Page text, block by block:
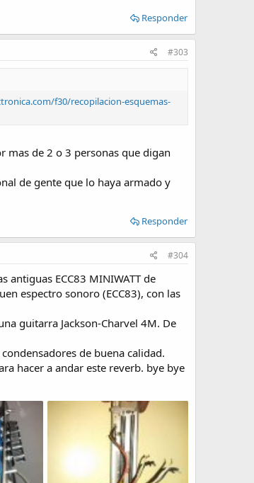
Responder
#303
f30/recopilacion-esquemas-
mas de 2 o 3 personas que digan
de gente que lo haya armado y
Responder
#304
ECC83 MINIWATT de
espectro sonoro (ECC83), con las
guitarra Jackson-Charvel 4M. De
de buena calidad.
hacer a andar este reverb. bye bye